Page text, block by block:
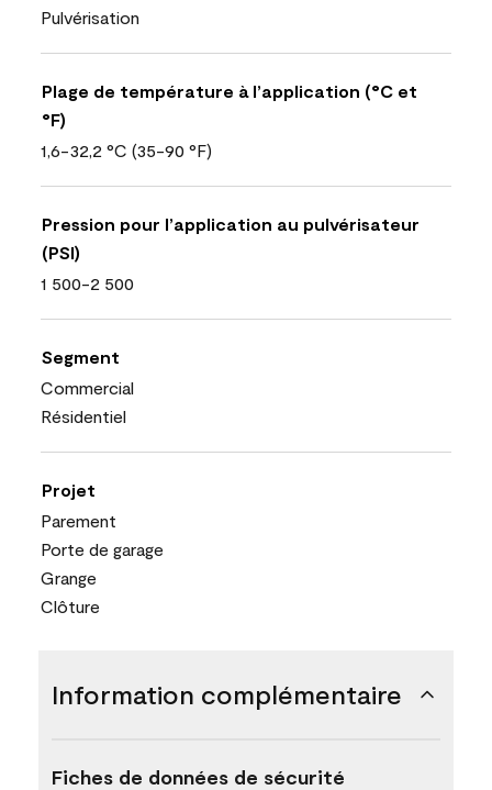
Pulvérisation
Plage de température à l’application (°C et
°F)
1,6-32,2 °C (35-90 °F)
Pression pour l’application au pulvérisateur
(PSI)
1 500-2 500
Segment
Commercial
Résidentiel
Projet
Parement
Porte de garage
Grange
Clôture
Information complémentaire
Fiches de données de sécurité